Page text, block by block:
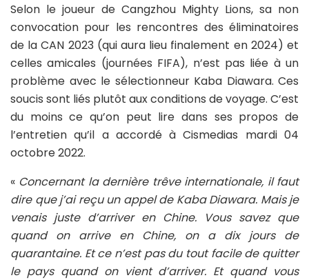
Selon le joueur de Cangzhou Mighty Lions, sa non
convocation pour les rencontres des éliminatoires
de la CAN 2023 (qui aura lieu finalement en 2024) et
celles amicales (journées FIFA), n’est pas liée à un
problème avec le sélectionneur Kaba Diawara. Ces
soucis sont liés plutôt aux conditions de voyage. C’est
du moins ce qu’on peut lire dans ses propos de
l’entretien qu’il a accordé à Cismedias mardi 04
octobre 2022.
« Concernant la dernière trêve internationale, il faut
dire que j’ai reçu un appel de Kaba Diawara. Mais je
venais juste d’arriver en Chine. Vous savez que
quand on arrive en Chine, on a dix jours de
quarantaine. Et ce n’est pas du tout facile de quitter
le pays quand on vient d’arriver. Et quand vous